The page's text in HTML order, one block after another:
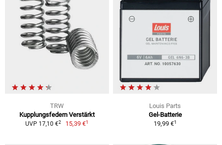
TRW
Kupplungsfedern Verstärkt
UVP 17,10 €2 15,39 €1
Louis Parts
Gel-Batterie
19,99 €1